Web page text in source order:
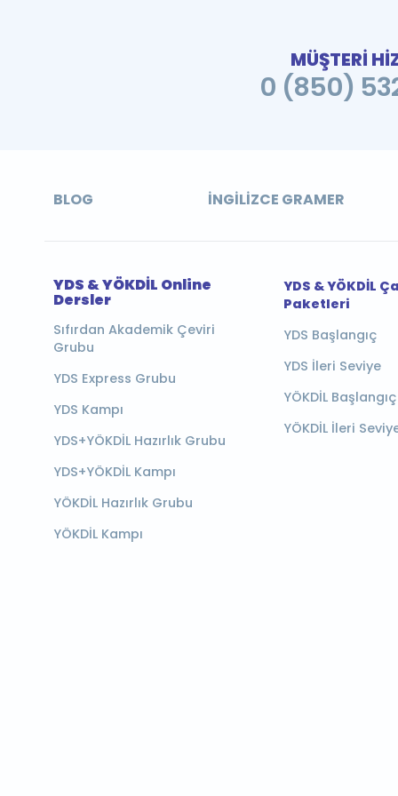
MÜŞTERİ
0 (850)
BLOG İNGILIZCE GRAMER
YDS & YÖKDİL Online
Dersler
Sıfırdan Akademik Çeviri
Grubu
YDS Express Grubu
YDS Kampı
YDS+YÖKDİL Hazırlık Grubu
YDS+YÖKDİL Kampı
YÖKDİL Hazırlık Grubu
YÖKDİL Kampı
YDS & YÖKDİL
Paketleri
YDS Başlangıç
YDS İleri Seviye
YÖKDİL Başlangıç
YÖKDİL İleri